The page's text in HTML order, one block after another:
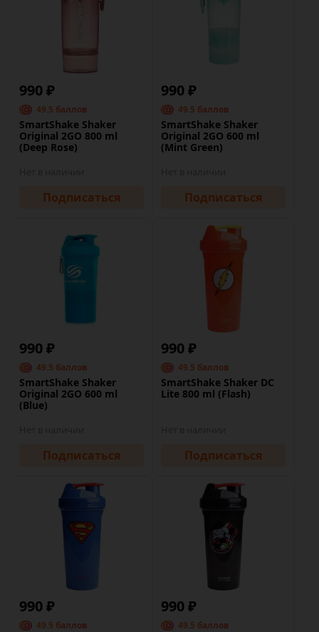
990 ₽
49.5 баллов
SmartShake Shaker
Original 2GO 800 ml
(Deep Rose)
Подписаться
990 ₽
49.5 баллов
SmartShake Shaker
Original 2GO 600 ml
(Mint Green)
Подписаться
990 ₽
49.5 баллов
SmartShake Shaker
Original 2GO 600 ml
(Blue)
Подписаться
990 ₽
49.5 баллов
SmartShake Shaker DC
Lite 800 ml (Flash)
Подписаться
990 ₽
49.5 баллов
990 ₽
49.5 баллов